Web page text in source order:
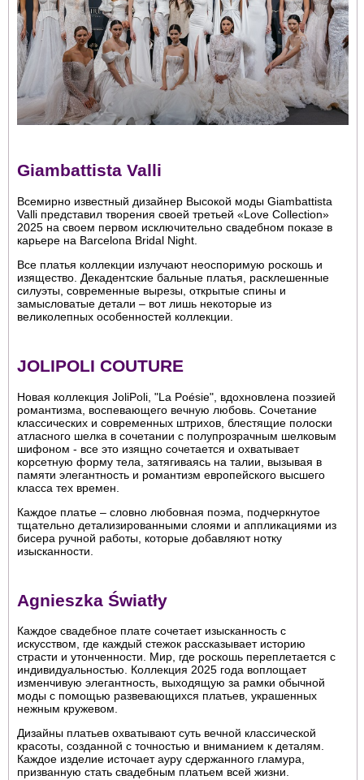
Giambattista Valli
Всемирно известный дизайнер Высокой моды Giambattista
Valli представил творения своей третьей «Love Collection»
2025 на своем первом исключительно свадебном показе в
карьере на Barcelona Bridal Night.
Все платья коллекции излучают неоспоримую роскошь и
изящество. Декадентские бальные платья, расклешенные
силуэты, современные вырезы, открытые спины и
замысловатые детали – вот лишь некоторые из
великолепных особенностей коллекции.
JOLIPOLI COUTURE
Новая коллекция JoliPoli, "La Poésie", вдохновлена поэзией
романтизма, воспевающего вечную любовь. Сочетание
классических и современных штрихов, блестящие полоски
атласного шелка в сочетании с полупрозрачным шелковым
шифоном - все это изящно сочетается и охватывает
корсетную форму тела, затягиваясь на талии, вызывая в
памяти элегантность и романтизм европейского высшего
класса тех времен.
Каждое платье – словно любовная поэма, подчеркнутое
тщательно детализированными слоями и аппликациями из
бисера ручной работы, которые добавляют нотку
изысканности.
Agnieszka Światły
Каждое свадебное плате сочетает изысканность с
искусством, где каждый стежок рассказывает историю
страсти и утонченности. Мир, где роскошь переплетается с
индивидуальностью. Коллекция 2025 года воплощает
изменчивую элегантность, выходящую за рамки обычной
моды с помощью развевающихся платьев, украшенных
нежным кружевом.
Дизайны платьев охватывают суть вечной классической
красоты, созданной с точностью и вниманием к деталям.
Каждое изделие источает ауру сдержанного гламура,
призванную стать свадебным платьем всей жизни.